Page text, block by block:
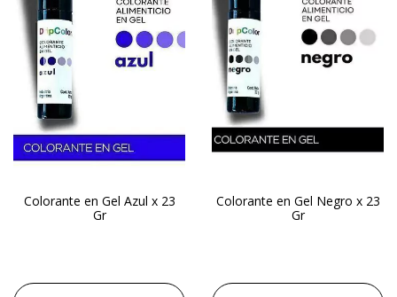
Colorante en Gel Azul x 23
Gr
Colorante en Gel Negro x 23
Gr